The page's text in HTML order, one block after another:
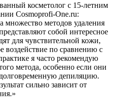
косметолог с 15-летним
Cosmoprofi-One.ru:
множество методов удаления
собой интересное
для чувствительной кожи,
воздействие по сравнению с
я часто рекомендую
метода, особенно если они
депиляцию.
сильно зависит от